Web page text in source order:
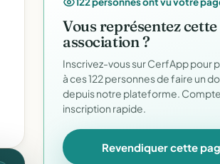
Vous représentez cette
association ?
Inscrivez-vous sur CerfApp pour
à ces 122 personnes de faire un
depuis notre plateforme.
inscription rapide.
Revendiquer cette